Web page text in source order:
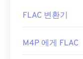
WAV파일은 압축
니다. UltraMixer는
FLAC 파일
이어입니다.
FLAC 변환기
M4P 에게 FLAC